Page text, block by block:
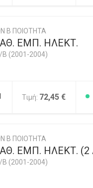
Β ΠΟΙΟΤΗΤΑ
ΕΜΠ. ΗΛΕΚΤ.
B (2001-2004)
Τιμή: 72,45 €
Β ΠΟΙΟΤΗΤΑ
ΕΜΠ. ΗΛΕΚΤ. (2
B (2001-2004)